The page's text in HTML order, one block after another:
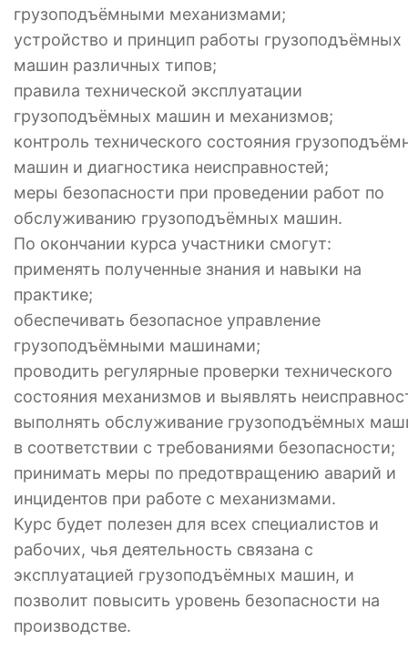
грузоподъёмными механизмами;
устройство и принцип работы грузоподъёмных
машин различных типов;
правила технической эксплуатации
грузоподъёмных машин и механизмов;
контроль технического состояния
машин и диагностика неисправностей;
меры безопасности при проведении работ по
обслуживанию грузоподъёмных машин.
По окончании курса участники смогут:
применять полученные знания и навыки на
практике;
обеспечивать безопасное управление
грузоподъёмными машинами;
проводить регулярные проверки технического
состояния механизмов и выявлять
выполнять обслуживание грузоподъёмных
в соответствии с требованиями безопасности;
принимать меры по предотвращению аварий и
инцидентов при работе с механизмами.
Курс будет полезен для всех специалистов и
рабочих, чья деятельность связана с
эксплуатацией грузоподъёмных машин, и
позволит повысить уровень безопасности на
производстве.